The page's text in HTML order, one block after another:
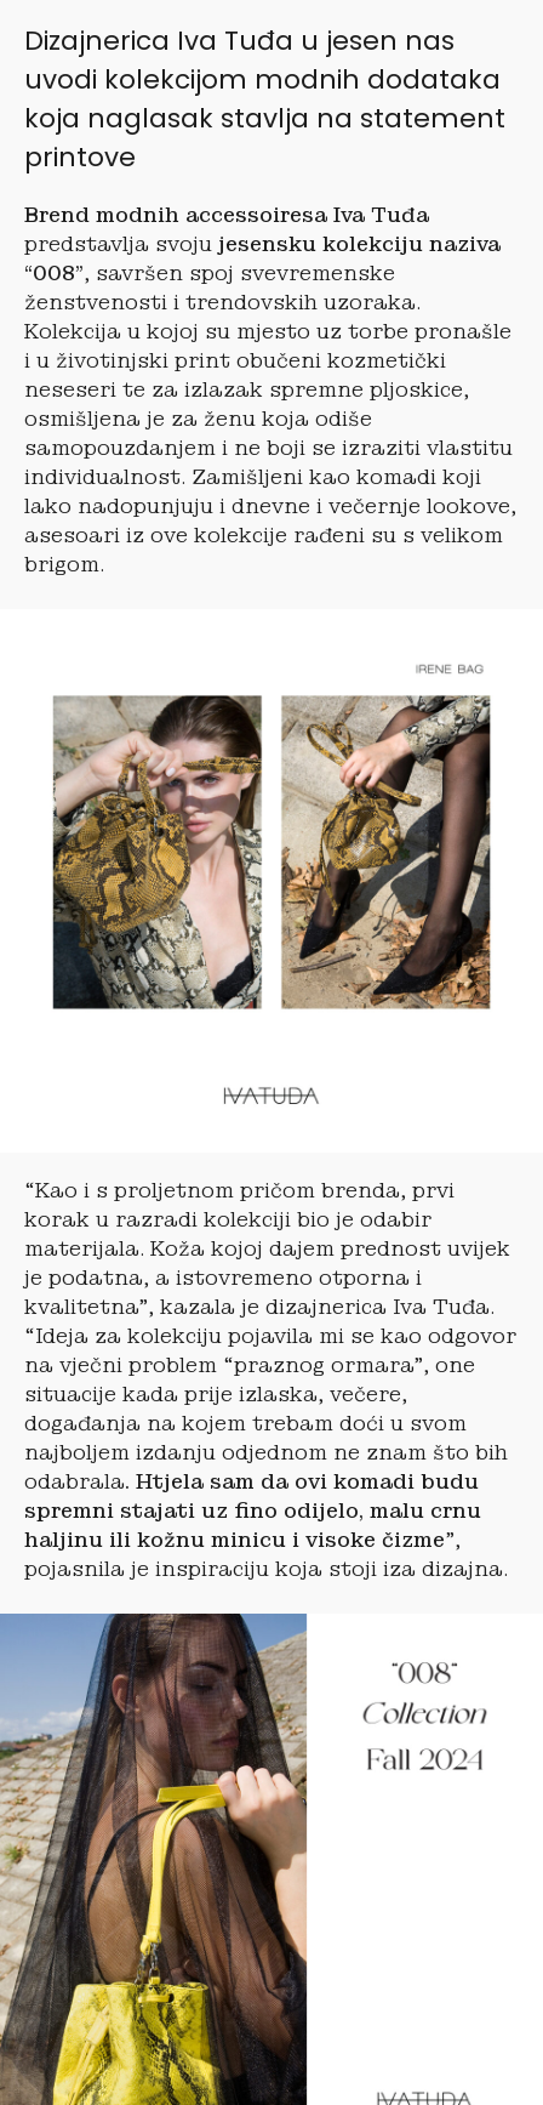
Dizajnerica Iva Tuđa u jesen nas
uvodi kolekcijom modnih dodataka
koja naglasak stavlja na statement
printove
Brend modnih accessoiresa Iva Tuđa
predstavlja svoju jesensku kolekciju naziva
“008”, savršen spoj svevremenske
ženstvenosti i trendovskih uzoraka.
Kolekcija u kojoj su mjesto uz torbe pronašle
i u životinjski print obučeni kozmetički
neseseri te za izlazak spremne pljoskice,
osmišljena je za ženu koja odiše
samopouzdanjem i ne boji se izraziti vlastitu
individualnost. Zamišljeni kao komadi koji
lako nadopunjuju i dnevne i večernje lookove,
asesoari iz ove kolekcije rađeni su s velikom
brigom.
“Kao i s proljetnom pričom brenda, prvi
korak u razradi kolekciji bio je odabir
materijala. Koža kojoj dajem prednost uvijek
je podatna, a istovremeno otporna i
kvalitetna”, kazala je dizajnerica Iva Tuđa.
“Ideja za kolekciju pojavila mi se kao odgovor
na vječni problem “praznog ormara”, one
situacije kada prije izlaska, večere,
događanja na kojem trebam doći u svom
najboljem izdanju odjednom ne znam što bih
odabrala. Htjela sam da ovi komadi budu
spremni stajati uz fino odijelo, malu crnu
haljinu ili kožnu minicu i visoke čizme”,
pojasnila je inspiraciju koja stoji iza dizajna.